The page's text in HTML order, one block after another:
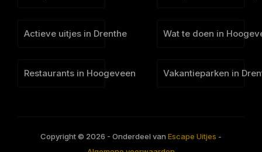
Actieve uitjes in Drenthe Wat te doen in
Restaurants in Hoogeveen Vakantieparken in
Copyright © 2026 - Onderdeel van Escape Uitjes -